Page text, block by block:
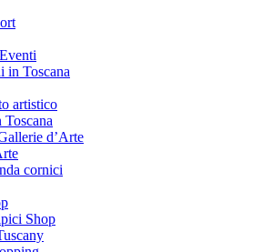
in Toscana
artistico
Toscana
d’Arte
cornici
Shop